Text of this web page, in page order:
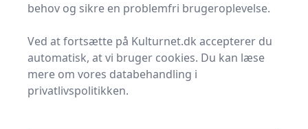
Husholdning Tørretårn
Bedste tørretårne til dig
- 9 gode valg
behov og sikre en problemfri brugeroplevelse.
Ved at fortsætte på Kulturnet.dk accepterer du
automatisk, at vi bruger cookies. Du kan læse
mere om vores databehandling i
privatlivspolitikken.